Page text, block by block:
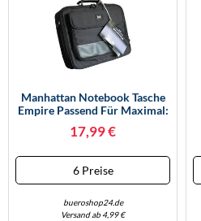
Manhattan Notebook Tasche
Empire Passend Für Maximal:
17,99 €
6 Preise
bueroshop24.de
Versand ab 4,99 €